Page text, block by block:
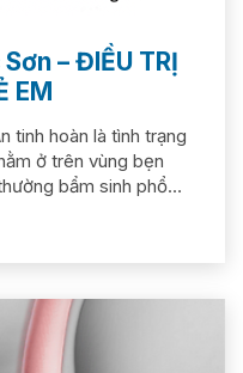
– ĐIỀU TRỊ
EM
tinh hoàn là tình trạng
ở trên vùng bẹn
bẩm sinh phổ
hiện và điều trị
dẫn đến giảm